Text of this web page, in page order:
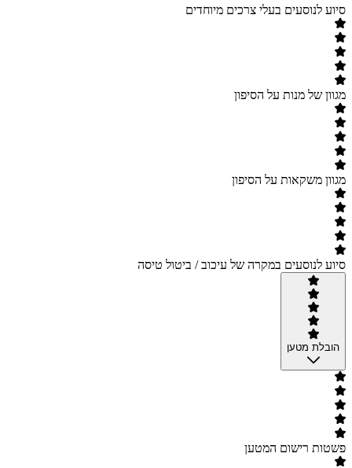
סיוע לנוסעים בעלי צרכים מיוחדים
מגוון של מנות על הסיפון
מגוון משקאות על הסיפון
סיוע לנוסעים במקרה של עיכוב / ביטול טיסה
הובלת מטען
פשטות רישום המטען